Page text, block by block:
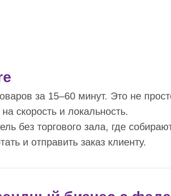
за 15–60 минут. Это не
скорость и локальность.
без торгового зала, где
и отправить заказ клиенту.